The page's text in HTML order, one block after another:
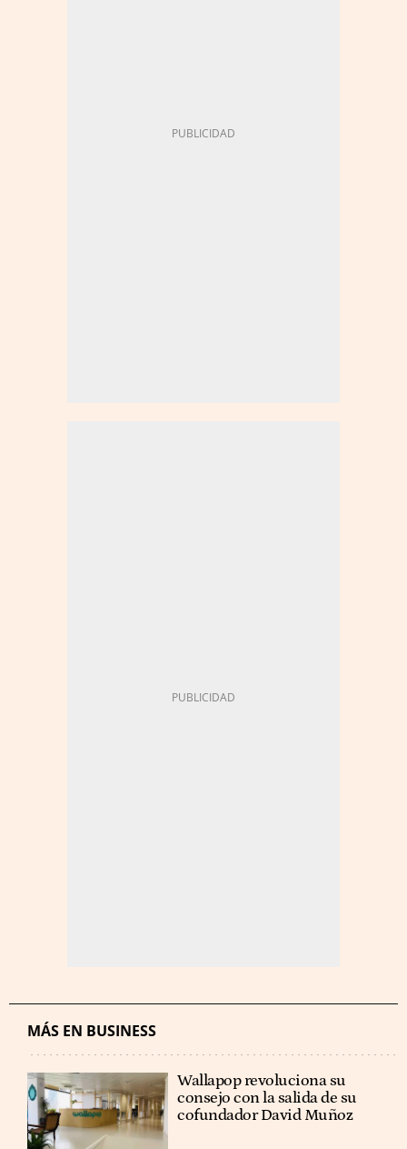
MÁS EN BUSINESS
Wallapop revoluciona su
consejo con la salida de su
cofundador David Muñoz